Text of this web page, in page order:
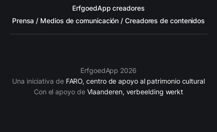
ErfgoedApp creadores
Prensa / Medios de comunicación / Creadores de contenidos
ErfgoedApp 2026
Una iniciativa de FARO, centro de apoyo al patrimonio cultural
Con el apoyo de Vlaanderen, verbeelding werkt